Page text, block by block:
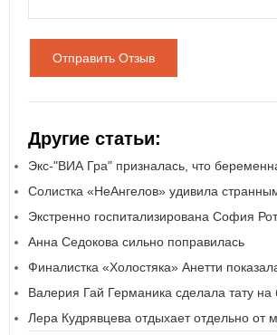
Отправить Отзыв
Другие статьи:
Экс-"ВИА Гра" призналась, что
Солистка «НеАнгелов» удивила
Экстренно госпитализирована София
Анна Седокова сильно поправилась
Финалистка «Холостяка» Анетти
Валерия Гай Германика сделала тату
Лера Кудрявцева отдыхает отдельно от